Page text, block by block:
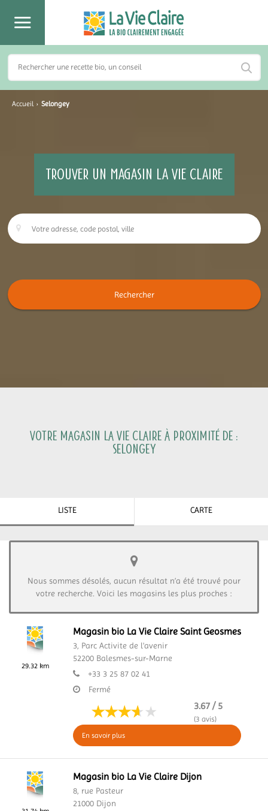
Accueil › Selongey
TROUVER UN MAGASIN LA VIE CLAIRE
Rechercher
Votre magasin La Vie Claire à proximité de :
Selongey
LISTE CARTE
Nous sommes désolés, aucun résultat n’a été trouvé pour
votre recherche. Voici les magasins les plus proches :
29.32 km
Magasin bio La Vie Claire Saint Geosmes
3, Parc Activite de l'avenir
52200 Balesmes-sur-Marne
+33 3 25 87 02 41
Fermé
3.67 / 5
(3 avis)
En savoir plus
Magasin bio La Vie Claire Dijon
8, rue Pasteur
21000 Dijon